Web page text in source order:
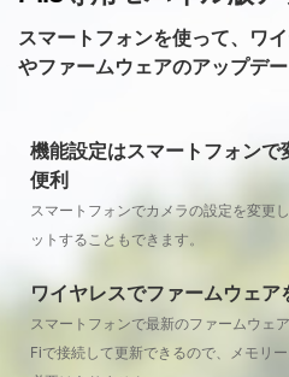
スマートフォンを使って、ワ
やファームウェアのアップデー
機能設定はスマートフォンで
便利
スマートフォンでカメラの設定を変更
ットすることもできます。
ワイヤレスでファームウェア
スマートフォンで最新のファームウェ
Fiで接続して更新できるので、メモリ